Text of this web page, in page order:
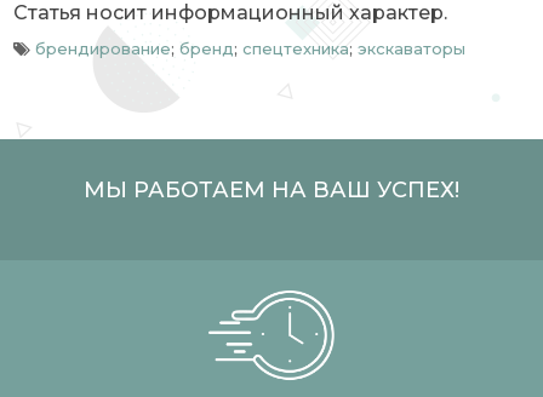
Статья носит информационный характер.
брендирование;бренд;спецтехника;экскаваторы
МЫ РАБОТАЕМ НА ВАШ УСПЕХ!